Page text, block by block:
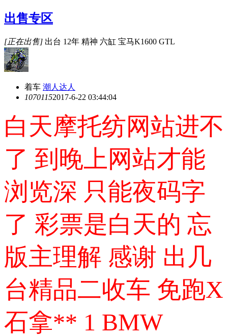
出售专区
[正在出售] 出台 12年 精神 六缸 宝马K1600 GTL
着车 潮人达人
10701152017-6-22 03:44:04
白天摩托纺网站进不
了 到晚上网站才能
浏览深 只能夜码字
了 彩票是白天的 忘
版主理解 感谢 出几
台精品二收车 免跑X
石拿** 1 BMW